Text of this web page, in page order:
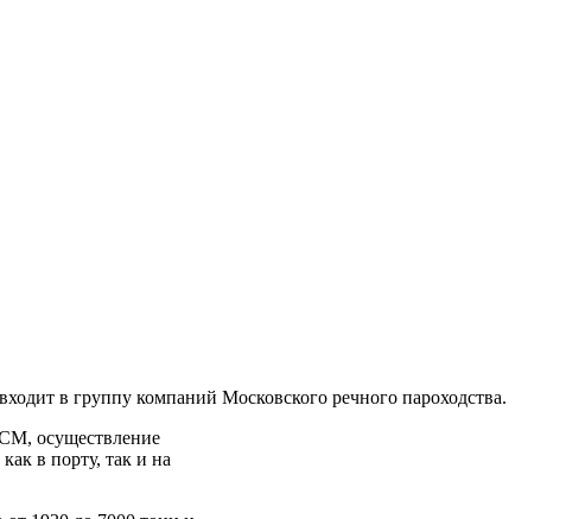
в группу компаний Московского речного пароходства.
осуществление
в порту, так и на